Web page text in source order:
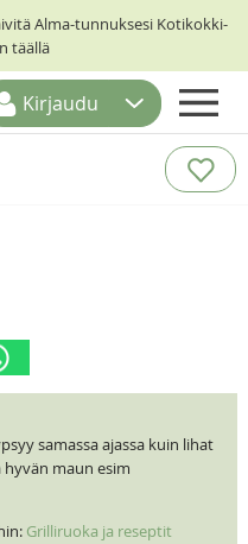
Alma-tunnuksesi Kotikokki-
täällä
Kirjaudu
samassa ajassa kuin lihat
maun esim
Grilliruoka ja reseptit